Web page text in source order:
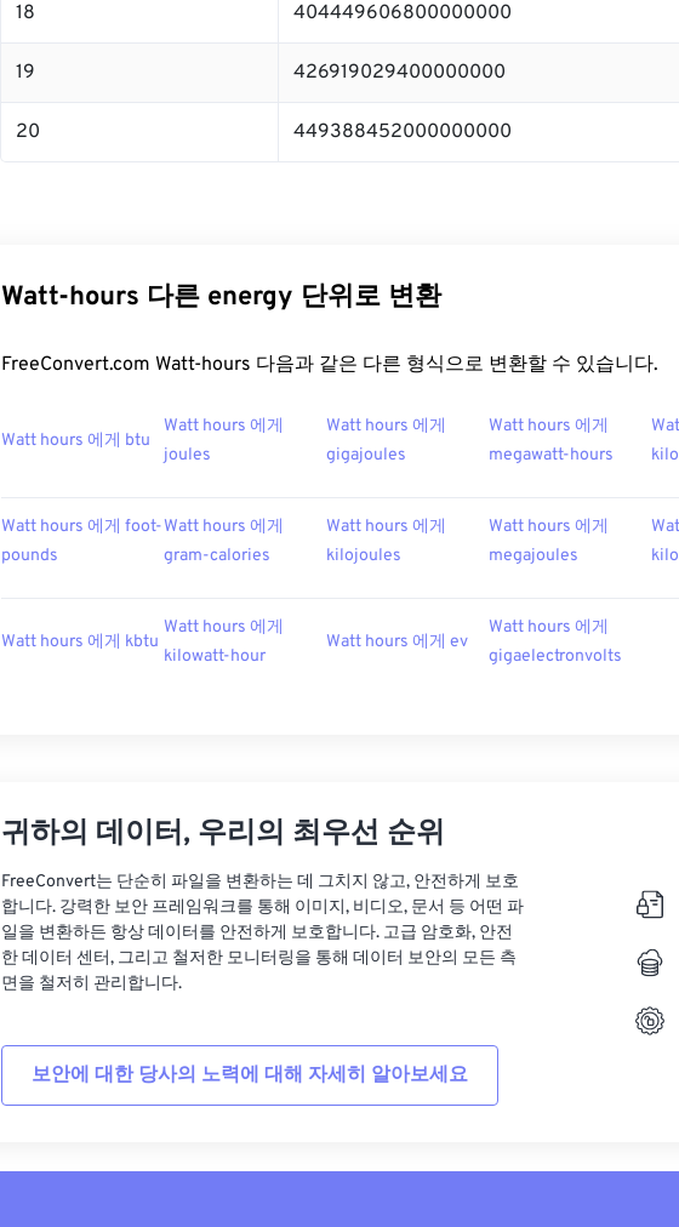
18 404449606800000000
19 426919029400000000
20 449388452000000000
Watt-hours 다른 energy 단위로 변환
FreeConvert.com Watt-hours 다음과 같은 다른 형식으로 변환할 수 있습니다.
Watt hours 에게 btu
Watt hours 에게
joules
Watt hours 에게
gigajoules
Watt hours 에게
megawatt-hours
Watt hours 에게 foot-
pounds
Watt hours 에게
gram-calories
Watt hours 에게
kilojoules
Watt hours 에게
megajoules
Watt hours 에게 kbtu
Watt hours 에게
kilowatt-hour
Watt hours 에게 ev
Watt hours 에게
gigaelectronvolts
귀하의 데이터, 우리의 최우선 순위
FreeConvert는 단순히 파일을 변환하는 데 그치지 않고, 안전하게 보호
합니다. 강력한 보안 프레임워크를 통해 이미지, 비디오, 문서 등 어떤 파
일을 변환하든 항상 데이터를 안전하게 보호합니다. 고급 암호화, 안전
한 데이터 센터, 그리고 철저한 모니터링을 통해 데이터 보안의 모든 측
면을 철저히 관리합니다.
보안에 대한 당사의 노력에 대해 자세히 알아보세요